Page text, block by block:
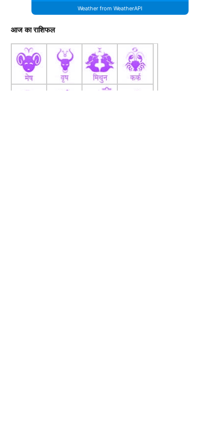
Weather from WeatherAPI
आज का राशिफल